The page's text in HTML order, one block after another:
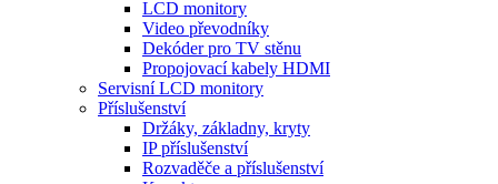
LCD monitory
Video převodníky
Dekóder pro TV stěnu
Propojovací kabely HDMI
Servisní LCD monitory
Příslušenství
Držáky, základny, kryty
IP příslušenství
Rozvaděče a příslušenství